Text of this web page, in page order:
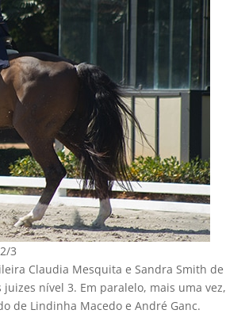
3
Claudia Mesquita e Sandra Smith
nível 3. Em paralelo, mais uma
de Lindinha Macedo e André Ganc.